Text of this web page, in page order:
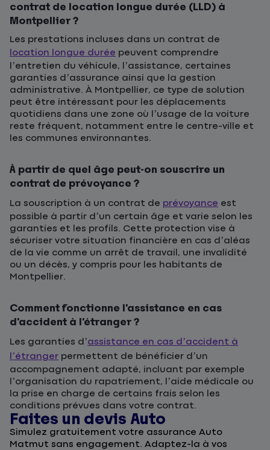
contrat de location longue durée (LLD) à
Montpellier ?
Les prestations incluses dans un contrat de
location longue durée peuvent comprendre
l’entretien du véhicule, l’assistance, certaines
garanties d’assurance ainsi que la gestion
administrative. À Montpellier, ce type de solution
peut être intéressant pour les déplacements
quotidiens dans une zone où l’usage de la voiture
reste fréquent, notamment entre le centre-ville et
les communes environnantes.
À partir de quel âge peut-on souscrire un
contrat de prévoyance ?
La souscription à un contrat de prévoyance est
possible à partir d’un certain âge et varie selon les
garanties et les profils. Cette protection vise à
sécuriser votre situation financière en cas d’aléas
de la vie comme un arrêt de travail, une invalidité
ou un décès, y compris pour les habitants de
Montpellier.
Comment fonctionne l’assistance en cas
d’accident à l’étranger ?
Les garanties d’assistance en cas d’accident à
l’étranger permettent de bénéficier d’un
accompagnement adapté, incluant par exemple
l’organisation du rapatriement, l’aide médicale ou
la prise en charge de certains frais selon les
conditions prévues dans votre contrat.
Faites un devis Auto
Simulez gratuitement votre assurance Auto
Matmut sans engagement. Adaptez-la à vos